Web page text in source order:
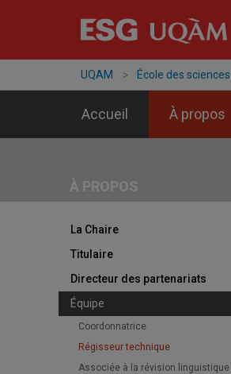
UQAM École des
Accueil À propos
À PROPOS
La Chaire
Titulaire
Directeur des partenariats
Équipe
Coordonnatrice
Régisseur technique
Associée à la révision linguistique